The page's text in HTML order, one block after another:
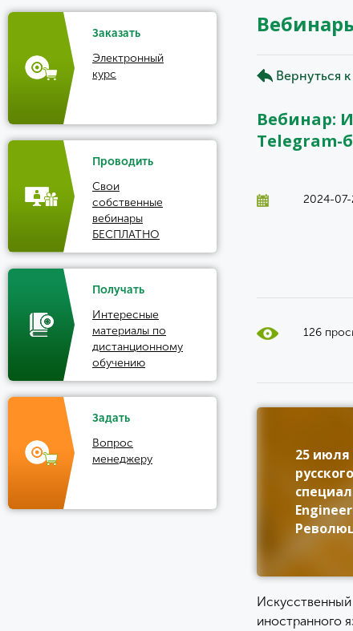
Заказать
Электронный
курс
Проводить
Свои
собственные
вебинары
БЕСПЛАТНО
Получать
Интересные
материалы по
дистанционному
обучению
Задать
Вопрос
менеджеру
Вернуться
Вебинар:
Telegram-
2024-
126
25 июля
Искусственный
иностранного